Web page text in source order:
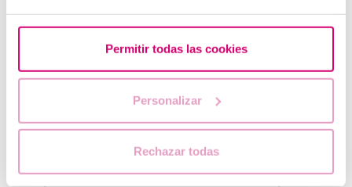
Permitir todas las cookies
Personalizar
Rechazar todas